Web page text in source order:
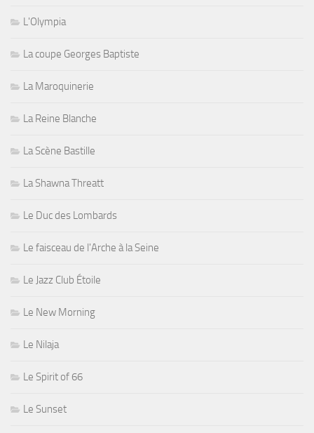
L'Olympia
La coupe Georges Baptiste
La Maroquinerie
La Reine Blanche
La Scène Bastille
La Shawna Threatt
Le Duc des Lombards
Le faisceau de l'Arche à la Seine
Le Jazz Club Étoile
Le New Morning
Le Nilaja
Le Spirit of 66
Le Sunset